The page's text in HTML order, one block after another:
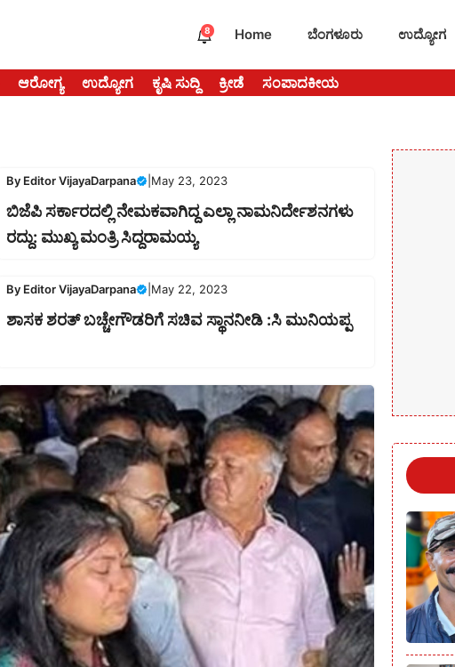
8 Home ಬೆಂಗಳೂರು ಉದ್ಯೋಗ
ಆರೋಗ್ಯ ಉದ್ಯೋಗ ಕೃಷಿ ಸುದ್ದಿ ಕ್ರೀಡೆ ಸಂಪಾದಕೀಯ
By Editor VijayaDarpana | May 23, 2023
ಬಿಜೆಪಿ ಸರ್ಕಾರದಲ್ಲಿ ನೇಮಕವಾಗಿದ್ದ ಎಲ್ಲಾ ನಾಮನಿರ್ದೇಶನಗಳು
ರದ್ದು: ಮುಖ್ಯ ಮಂತ್ರಿ ಸಿದ್ದರಾಮಯ್ಯ
By Editor VijayaDarpana | May 22, 2023
ಶಾಸಕ ಶರತ್ ಬಚ್ಚೇಗೌಡರಿಗೆ ಸಚಿವ ಸ್ಥಾನನೀಡಿ :ಸಿ ಮುನಿಯಪ್ಪ